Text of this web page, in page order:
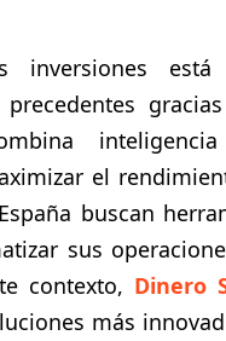
está
precedentes
el
buscan
sus
contexto, Dinero
más